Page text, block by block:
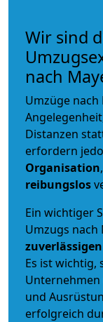
Wir sind
nach
Umzüge
Distanzen
erfordern
Organisation
reibungslos
Ein wichtiger
Umzugs nach
zuverlässigen
Es ist wichtig,
und
erfolgreich